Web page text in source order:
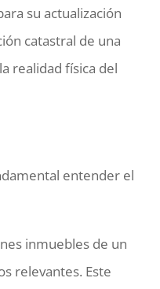
su actualización
catastral de una
realidad física del
entender el
inmuebles de un
relevantes. Este